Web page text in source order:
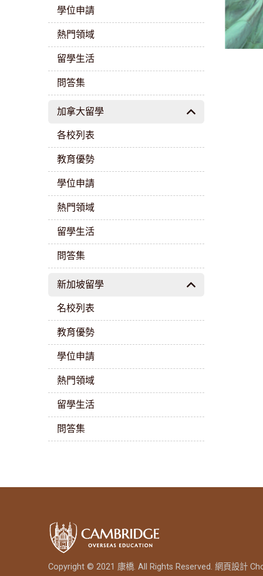
學位申請
熱門領域
留學生活
問答集
加拿大留學
各校列表
教育優勢
學位申請
熱門領域
留學生活
問答集
新加坡留學
名校列表
教育優勢
學位申請
熱門領域
留學生活
問答集
Copyright © 2021 康橋. All Rights Reserved. 網頁設計